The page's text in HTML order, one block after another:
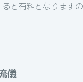
と有料となります
儀